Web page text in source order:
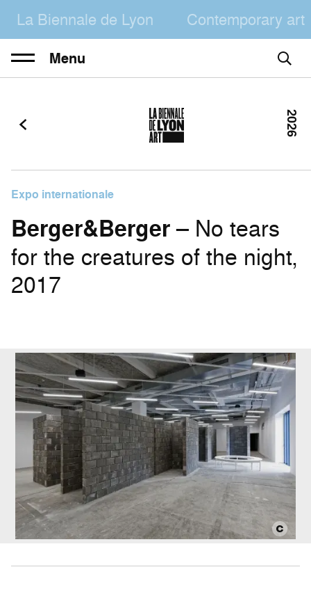
La Biennale de Lyon Contemporary art
Menu
Expo internationale
Berger&Berger– No tears
for the creatures of the night,
2017
2026